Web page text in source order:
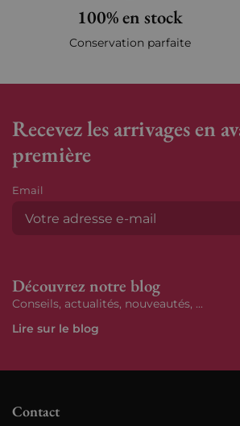
100% en stock
Conservation parfaite
Recevez les arrivages en
première
Email
Découvrez notre blog
Conseils, actualités, nouveautés, ...
Lire sur le blog
Contact